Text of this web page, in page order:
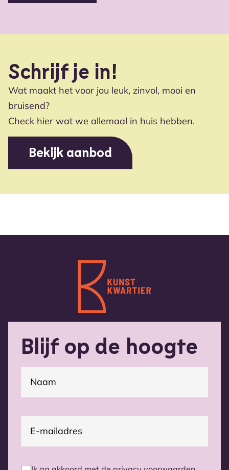
Schrijf je in!
Wat maakt het voor jou leuk, zinvol, mooi en
bruisend?
Check hier wat we allemaal in huis hebben.
Bekijk aanbod
Blijf op de hoogte
(Vereist)
E-
mailadres(Vereist)